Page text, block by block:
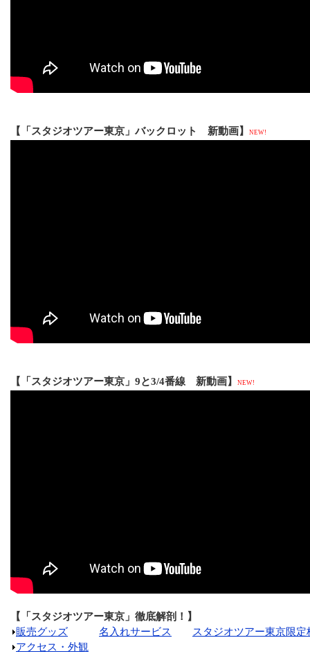
【「スタジオツアー東京」バックロット 新動画】 NEW!
【「スタジオツアー東京」9と3/4番線 新動画】 NEW!
【「スタジオツアー東京」徹底解剖！】
販売グッズ
名入れサービス
スタジオツアー東京限
アクセス・外観